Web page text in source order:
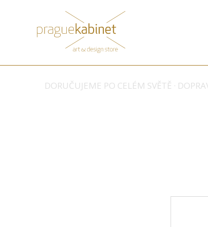
DORUČUJEME PO CELÉM SVĚTĚ ·